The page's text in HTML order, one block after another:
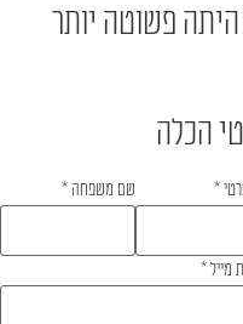
פשוטה יותר
הכלה
* שם משפחה*
מייל*